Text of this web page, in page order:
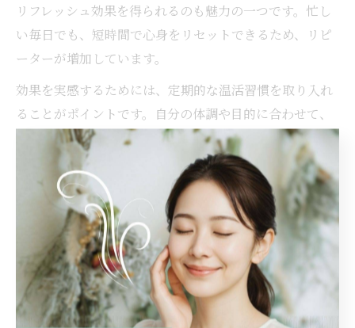
リフレッシュ効果を得られるのも魅力の一つです。忙し
い毎日でも、短時間で心身をリセットできるため、リピ
ーターが増加しています。
効果を実感するためには、定期的な温活習慣を取り入れ
ることがポイントです。自分の体調や目的に合わせて、
専門サロンでの相談やアドバイスを活用しましょう。
愛知県海部郡大治町で叶える温
活美容の新提案